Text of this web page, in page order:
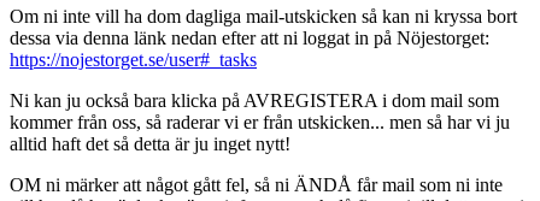
Om ni inte vill ha dom dagliga mail-utskicken så kan ni kryssa bort
dessa via denna länk nedan efter att ni loggat in på Nöjestorget:
https://nojestorget.se/user#_tasks
Ni kan ju också bara klicka på AVREGISTERA i dom mail som
kommer från oss, så raderar vi er från utskicken... men så har vi ju
alltid haft det så detta är ju inget nytt!
OM ni märker att något gått fel, så ni ÄNDÅ får mail som ni inte